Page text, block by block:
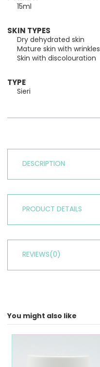
15ml
SKIN TYPES
Dry dehydrated skin
Mature skin with wrinkles
Skin with discolouration
TYPE
Sieri
DESCRIPTION
PRODUCT DETAILS
REVIEWS(0)
You might also like